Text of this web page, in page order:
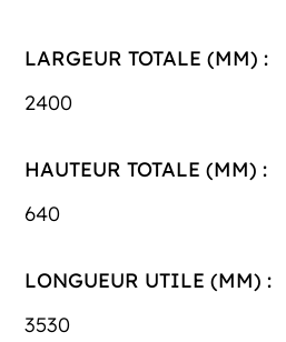
LARGEUR TOTALE (MM) :
2400
HAUTEUR TOTALE (MM) :
640
LONGUEUR UTILE (MM) :
3530